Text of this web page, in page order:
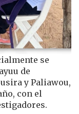
se
de
y Paliawou,
con el